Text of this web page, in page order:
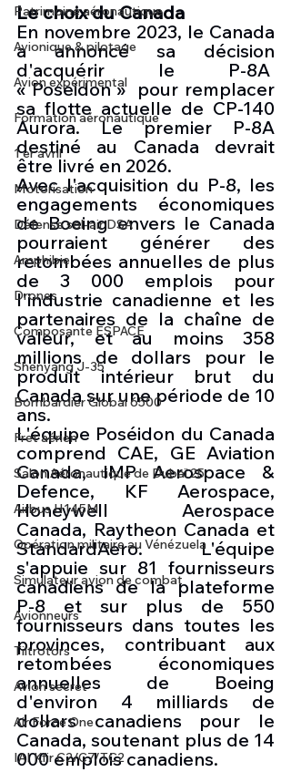
Patrimoine aéronautique
Avionique & pilotage
Avion expérimental
Formation aéronautique
1 er avril
Motorisation
Défense sol-air DSA
Amphibie
Drones
Composante ESPACE
Shenyang J-35
Bombardier Global 6500
Fret aérien
Salon Aéronautique de Dubaï 25
Airbus H145M
Opération militaire au Vénézuela
Simulateur avion de combat
Avionneurs
Tiltrotors
Avion secret
Air Force One
IAI Kfir C2/C7/TC2
Le choix du Canada
En novembre 2023, le Canada
a annoncé sa décision
d'acquérir le P-8A
« Poseidon »  pour remplacer
sa flotte actuelle de CP-140
Aurora. Le premier P-8A
destiné au Canada devrait
être livré en 2026.
Avec l'acquisition du P-8, les
engagements économiques
de Boeing envers le Canada
pourraient générer des
retombées annuelles de plus
de 3 000 emplois pour
l'industrie canadienne et les
partenaires de la chaîne de
valeur, et au moins 358
millions de dollars pour le
produit intérieur brut du
Canada sur une période de 10
ans.
L'équipe Poséidon du Canada
comprend CAE, GE Aviation
Canada, IMP Aerospace &
Defence, KF Aerospace,
Honeywell Aerospace
Canada, Raytheon Canada et
StandardAero. L'équipe
s'appuie sur 81 fournisseurs
canadiens de la plateforme
P-8 et sur plus de 550
fournisseurs dans toutes les
provinces, contribuant aux
retombées économiques
annuelles de Boeing
d'environ 4 milliards de
dollars canadiens pour le
Canada, soutenant plus de 14
000 emplois canadiens.